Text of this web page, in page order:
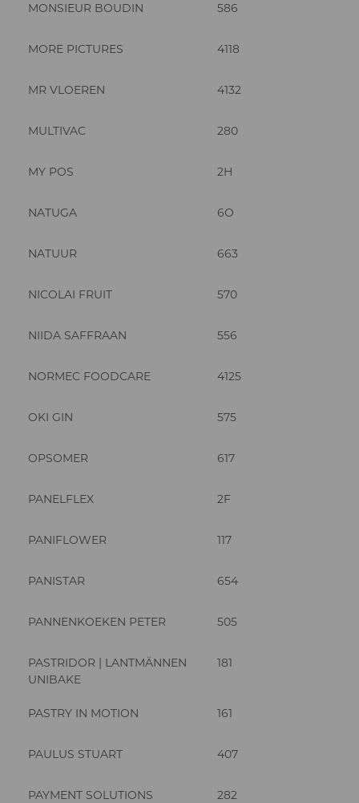
MONSIEUR BOUDIN 586
MORE PICTURES 4118
MR VLOEREN 4132
MULTIVAC 280
MY POS 2H
NATUGA 6O
NATUUR 663
NICOLAI FRUIT 570
NIIDA SAFFRAAN 556
NORMEC FOODCARE 4125
OKI GIN 575
OPSOMER 617
PANELFLEX 2F
PANIFLOWER 117
PANISTAR 654
PANNENKOEKEN PETER 505
PASTRIDOR | LANTMÄNNEN
UNIBAKE
181
PASTRY IN MOTION 161
PAULUS STUART 407
PAYMENT SOLUTIONS 282